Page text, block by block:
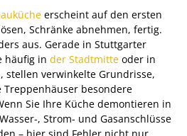
erscheint auf den ersten
Schränke abnehmen, fertig.
aus. Gerade in Stuttgarter
häufig in der Stadtmitte oder in
stellen verwinkelte Grundrisse,
besondere
Sie Ihre Küche demontieren in
, Strom- und Gasanschlüsse